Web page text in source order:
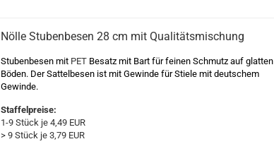
Nölle Stubenbesen 28 cm mit Qualitätsmischung
Stubenbesen mit PETBesatz mit Bart für feinen Schmutz auf glatten
Böden. Der Sattelbesen ist mit Gewinde für Stiele mit deutschem
Gewinde.
Staffelpreise:
1-9 Stück je 4,49 EUR
> 9 Stück je 3,79 EUR